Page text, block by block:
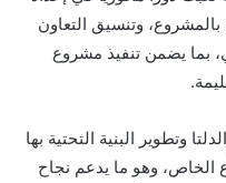
وتنسيق التعاون
بما يضمن تنفيذ مشروع
وتطوير البنية التحتية بها
الخاص، وهو ما يدعم نجاح